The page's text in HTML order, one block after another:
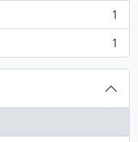
1
1